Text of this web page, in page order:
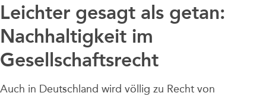
Leichter gesagt als getan:
Nachhaltigkeit im
Gesellschaftsrecht
Auch in Deutschland wird völlig zu Recht von